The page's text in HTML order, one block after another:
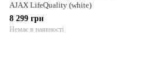
AJAX LifeQuality (white)
8 299 грн
Немає в наявності